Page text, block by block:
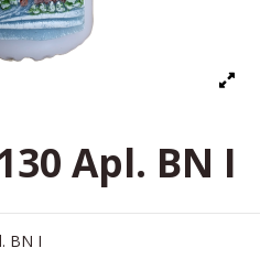
Apl. BN I
BN I